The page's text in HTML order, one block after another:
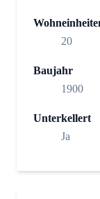
20
Baujahr
1900
Unterkellert
Ja